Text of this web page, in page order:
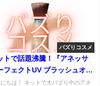
バズりコスメ
トで話題沸騰！『アネッサ
フェクトUV ブラッシュオン
ダー』でメイク直し＆UVケ
にちは！ ネットで大バズり中のアネ